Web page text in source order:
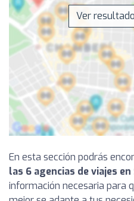
Ver
En esta sección podrás
las 6 agencias de viajes en
información necesaria para